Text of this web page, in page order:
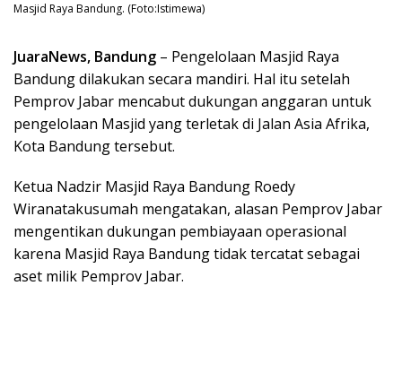
Masjid Raya Bandung. (Foto:Istimewa)
JuaraNews, Bandung – Pengelolaan Masjid Raya
Bandung dilakukan secara mandiri. Hal itu setelah
Pemprov Jabar mencabut dukungan anggaran untuk
pengelolaan Masjid yang terletak di Jalan Asia Afrika,
Kota Bandung tersebut.
Ketua Nadzir Masjid Raya Bandung Roedy
Wiranatakusumah mengatakan, alasan Pemprov Jabar
mengentikan dukungan pembiayaan operasional
karena Masjid Raya Bandung tidak tercatat sebagai
aset milik Pemprov Jabar.